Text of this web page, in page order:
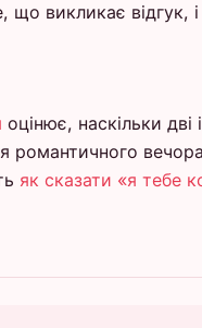
що викликає відгук,
оцінює, наскільки
романтичного
як сказати «я тебе